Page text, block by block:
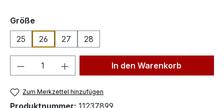
Größeauswählen
25
26 27 28
Produkt Anzahl: Gib denIn den Warenkorb
Zum Merkzettel hinzufügen